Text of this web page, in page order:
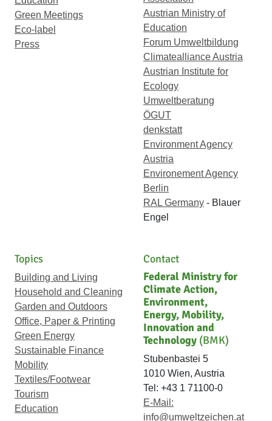
Green Meetings
Eco-label
Press
Austrian Ministry of
Education
Forum Umweltbildung
Climatealliance Austria
Austrian Institute for
Ecology
Umweltberatung
ÖGUT
denkstatt
Environment Agency
Austria
Environement Agency
Berlin
RAL Germany - Blauer
Engel
Topics
Building and Living
Household and Cleaning
Garden and Outdoors
Office, Paper & Printing
Green Energy
Sustainable Finance
Mobility
Textiles/Footwear
Tourism
Education
Contact
Federal Ministry for
Climate Action,
Environment,
Energy, Mobility,
Innovation and
Technology (BMK)
Stubenbastei 5
1010 Wien, Austria
Tel: +43 1 71100-0
E-Mail:
info@umweltzeichen.at